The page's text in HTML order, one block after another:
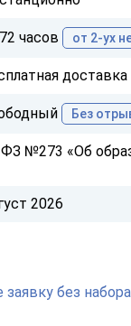
часов от 2-ух
Без
№273 «Об
2026
заявку без